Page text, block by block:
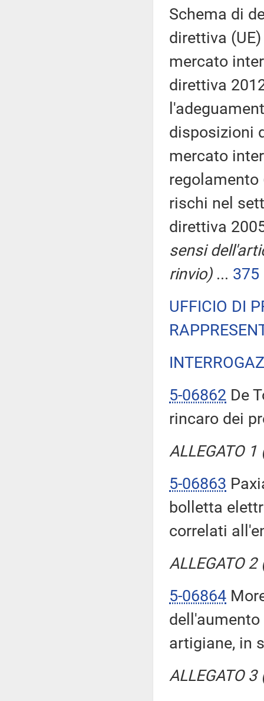
Schema di
direttiva
mercato
direttiva
disposizioni
mercato
regolamento
rischi nel
direttiva
sensi
rinvio)... 375
UFFICIO DI
5-06862 De
rincaro dei
ALLEGATO
5-06863
bolletta
correlati
ALLEGATO
5-06864
artigiane, in
ALLEGATO